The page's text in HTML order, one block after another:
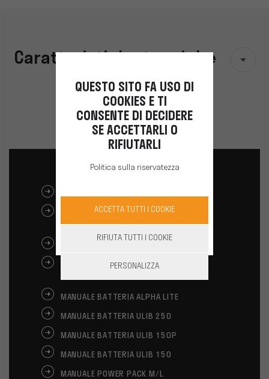
Caratteristiche tecniche
SCARICA IL CATALOGO
MANUALE BATTERIA ULIB
1200/1500
MANUALE BATTERIA ALPHA
260/520
MANUALE BATTERIA ALPHA LITE
MANUALE BATTERIA ULIB 250
MANUALE BATTERIA ULIB 150P
MANUALE BATTERIA ULIB 150
MANUALE POWER PACK M/L
QUESTO SITO FA USO DI
COOKIES E TI
CONSENTE DI DECIDERE
SE ACCETTARLI O
RIFIUTARLI
Politica sulla riservatezza
ACCETTA TUTTI I COOKIE
RIFIUTA TUTTI I COOKIE
PERSONALIZZA